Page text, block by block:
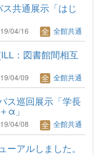
ス共通展示「はじ
04/16 全館共通
：図書館間相互
04/09 全館共通
ス巡回展示「学長
α」
04/08 全館共通
アルしました。